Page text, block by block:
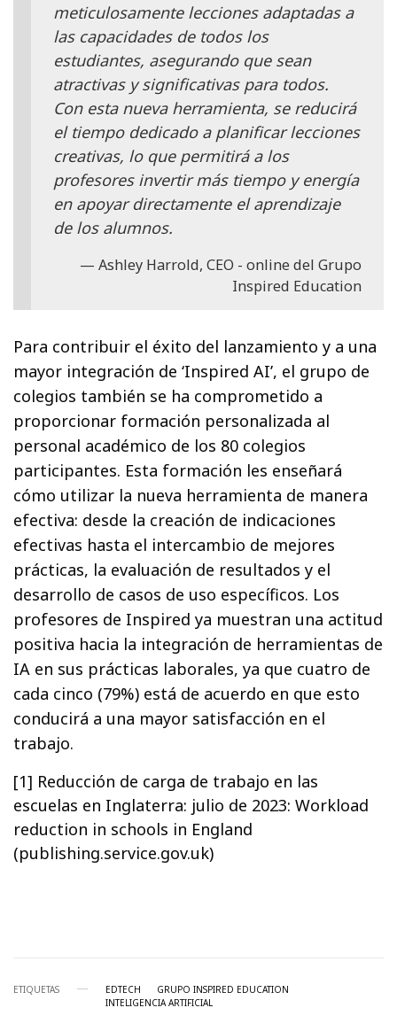
meticulosamente lecciones adaptadas a
las capacidades de todos los
estudiantes, asegurando que sean
atractivas y significativas para todos.
Con esta nueva herramienta, se reducirá
el tiempo dedicado a planificar lecciones
creativas, lo que permitirá a los
profesores invertir más tiempo y energía
en apoyar directamente el aprendizaje
de los alumnos.
Ashley Harrold, CEO - online del Grupo
Inspired Education
Para contribuir el éxito del lanzamiento y a una
mayor integración de ‘Inspired AI’, el grupo de
colegios también se ha comprometido a
proporcionar formación personalizada al
personal académico de los 80 colegios
participantes. Esta formación les enseñará
cómo utilizar la nueva herramienta de manera
efectiva: desde la creación de indicaciones
efectivas hasta el intercambio de mejores
prácticas, la evaluación de resultados y el
desarrollo de casos de uso específicos. Los
profesores de Inspired ya muestran una actitud
positiva hacia la integración de herramientas de
IA en sus prácticas laborales, ya que cuatro de
cada cinco (79%) está de acuerdo en que esto
conducirá a una mayor satisfacción en el
trabajo.
[1] Reducción de carga de trabajo en las
escuelas en Inglaterra: julio de 2023: Workload
reduction in schools in England
(publishing.service.gov.uk)
ETIQUETAS EDTECH
GRUPO INSPIRED EDUCATION
INTELIGENCIA ARTIFICIAL